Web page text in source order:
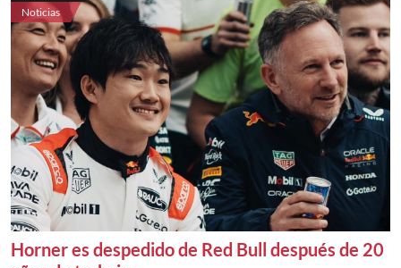
Noticias
Horner es despedido de Red Bull después de 20